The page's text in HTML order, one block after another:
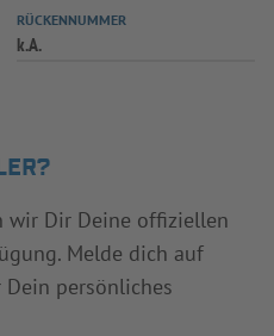
RÜCKENNUMMER
k.A.
wir Dir Deine offiziellen
Melde dich auf
Dein persönliches